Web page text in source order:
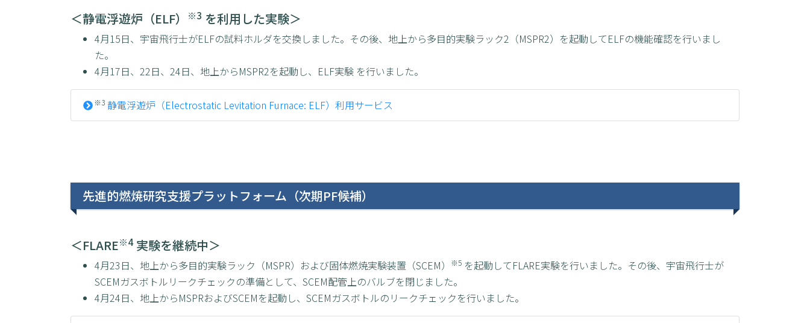
＜静電浮遊炉（ELF） ※3 を利用した実験＞
4月15日、宇宙飛行士がELFの試料ホルダを交換しました。その後、地上から多目的実験ラック2（MSPR2）を起動してELFの機能確認を行いまし
た。
4月17日、22日、24日、地上からMSPR2を起動し、ELF実験 を行いました。
※3 静電浮遊炉（Electrostatic Levitation Furnace: ELF）利用サービス
先進的燃焼研究支援プラットフォーム（次期PF候補）
＜FLARE※4実験を継続中＞
4月23日、地上から多目的実験ラック（MSPR）および固体燃焼実験装置（SCEM） ※5 を起動してFLARE実験を行いました。その後、宇宙飛行士が
SCEMガスボトルリークチェックの準備として、SCEM配管上のバルブを閉じました。
4月24日、地上からMSPRおよびSCEMを起動し、SCEMガスボトルのリークチェックを行いました。